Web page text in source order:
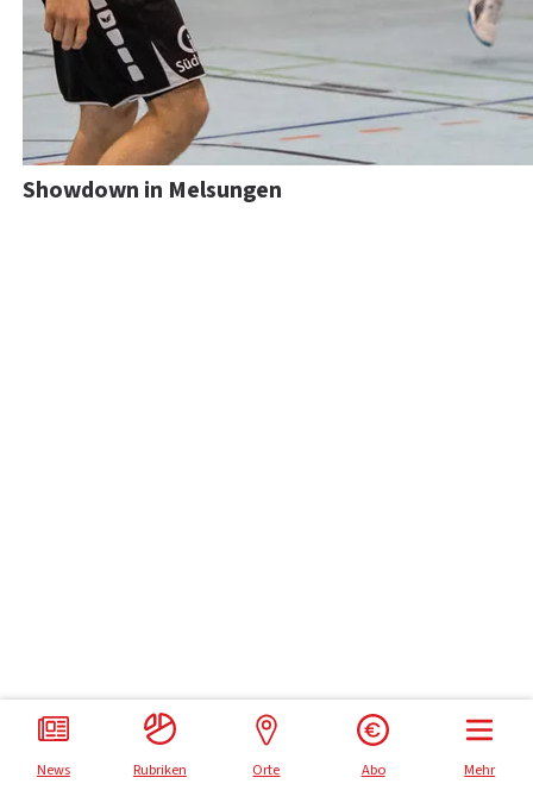
Showdown in Melsungen
News Rubriken Orte Abo Mehr